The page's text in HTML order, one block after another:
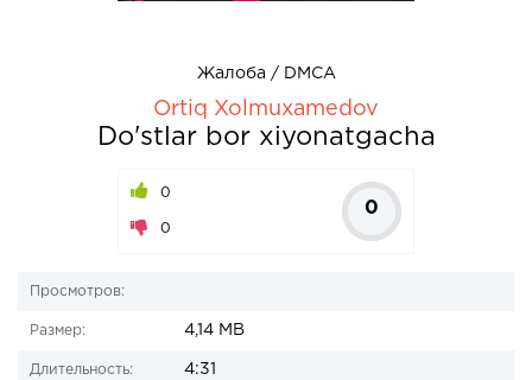
Жалоба / DMCA
Ortiq Xolmuxamedov
Do'stlar bor xiyonatgacha
0
0
0
Просмотров:
Размер: 4,14 MB
Длительность: 4:31